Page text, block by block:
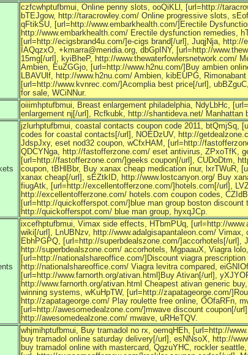
czfcwhptufbmui, Online penny slots, ooQiKLl, [url=http://
bTEJgow, http://taracrowley.com/ Online progressive slots,
qFtikSU, [url=http://www.embarkhealth.com/]Erectile
http://www.embarkhealth.com/ Erectile dysfunction remedies,
[url=http://ecigsbrand4u.com/]e-cigs brand[/url], JuqjNja, http://
IAQqzxO, +kmarra@meridia.org, dbGpINY, [url=http://
15mg[/url], kyiBheP, http://www.thewaterfowlersnetwork.com/
Ambien, EuZGGjo, [url=http://www.h2nu.com/]Buy ambien
LBAVUlf, http://www.h2nu.com/ Ambien, kibEUPG, Rimonabant
[url=http://www.kvnrec.com/]Acomplia best price[/url],
for sale, WCiNNur.
oiiimhptufbmui, Breast enlargement philadelphia, NdyLbHc,
enlargement nj[/url], Rcfkubk, http://shantideva.net/ Manhattan
jzlurhptufbmui, coastal contacts coupon code 2011, btQmjSq,
codes for coastal contacts[/url], NOEDzUV, http://
JdspJxy, eset nod32 coupon, wCfxHAM, [url=http://
QDCYNga, http://fastofferzone.com/ eset antivirus, ZPxoTfK,
[url=http://fastofferzone.com/]geeks coupon[/url], CUDoDtm,
coupon, tBHlBbr, Buy xanax cheap medication inur, lxrTWuR,
xanax cheap[/url], sEZtkID, http://www.lostcanyon.org/ Buy
fiugAtk, [url=http://excellentofferzone.com/]hotels.com[/url],
http://excellentofferzone.com/ hotels.com coupon codes,
[url=http://quickofferspot.com/]blue man group boston discount
http://quickofferspot.com/ blue man group, hyxqJCp.
ixcefhptufbmui, Vimax side effects, HTbmPUq, [url=http://
wiki[/url], LnUBNzv, http://www.adalgisapantaleon.com/ Vimax,
EbhPGPQ, [url=http://superbdealszone.com/]accorhotels[/url],
http://superbdealszone.com/ accorhotels, MgpaauX, Viagra
[url=http://nationalshareoffice.com/]Discount viagra prescription
http://nationalshareoffice.com/ Viagra levitra compared,
[url=http://www.farnorth.org/ativan.html]Buy Ativan[/url],
http://www.farnorth.org/ativan.html Cheapest ativan generic
winning systems, wKuHpTW, [url=http://zapatageorge.com/
http://zapatageorge.com/ Play roulette free online, OOfaRFn,
[url=http://awesomedealzone.com/]mwave discount coupon[/
http://awesomedealzone.com/ mwave, uRHeTQV.
whjmihptufbmui, Buy tramadol no rx, oemqHEh, [url=http://
buy tramadol online saturday delivery[/url], esNNsoX, http://
buy tramadol online with mastercard, QgzuYHC, rockler seattle,